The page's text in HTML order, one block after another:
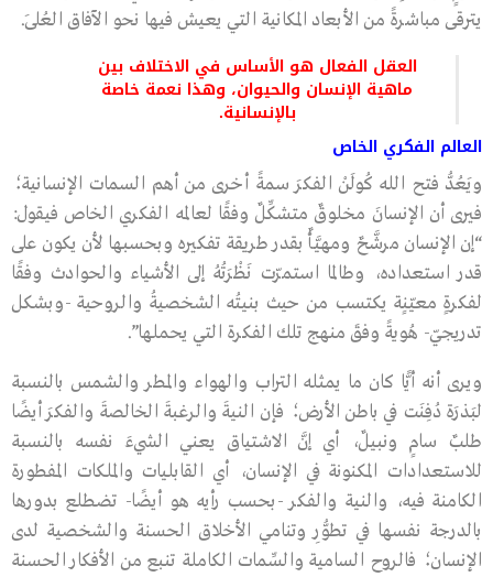
يترقى مباشرةً من الأبعاد المكانية التي يعيش فيها نحو الآفاق العُلَى.
العقل الفعال هو الأساس في الاختلاف بين
ماهية الإنسان والحيوان، وهذا نعمة خاصة
بالإنسانية.
العالم الفكري الخاص
ويَعُدُّ فتح الله كُولَنْ الفكرَ سمةً أخرى من أهم السمات الإنسانية؛
فيرى أن الإنسانَ مخلوقٌ متشكِّلٌ وفقًا لعالمه الفكري الخاص فيقول:
“إن الإنسان مرشَّحٌ ومهيَّأٌ بقدر طريقة تفكيره وبحسبها لأن يكون على
قدر استعداده، وطالما استمرّت نَظْرَتُهُ إلى الأشياء والحوادث وفقًا
لفكرةٍ معيّنٍة يكتسب من حيث بنيتُه الشخصيةُ والروحية -وبشكل
تدريجيّ- هُويةً وفقَ منهج تلك الفكرة التي يحملها”.
ويرى أنه أيًّا كان ما يمثله التراب والهواء والمطر والشمس بالنسبة
لبَذرَة دُفِنَت في باطن الأرض؛ فإن النيةَ والرغبةَ الخالصةَ والفكرَ أيضًا
طلبٌ سامٍ ونبيلٌ، أي إنَّ الاشتياق يعني الشيءَ نفسه بالنسبة
للاستعدادات المكنونة في الإنسان، أي القابليات والملكات المفطورة
الكامنة فيه، والنية والفكر -بحسب رأيه هو أيضًا- تضطلع بدورها
بالدرجة نفسها في تطوُّرِ وتنامي الأخلاق الحسنة والشخصية لدى
الإنسان؛ فالروح السامية والسِّمات الكاملة تنبع من الأفكار الحسنة